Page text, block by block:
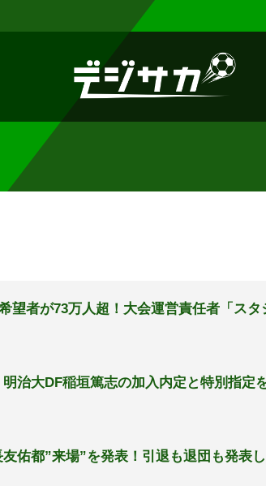
表示設定機
者が73万人超！大会運営責任者「スタ
大DF稲垣篤志の加入内定と特別指定
佑都”来場”を発表！引退も退団も発表